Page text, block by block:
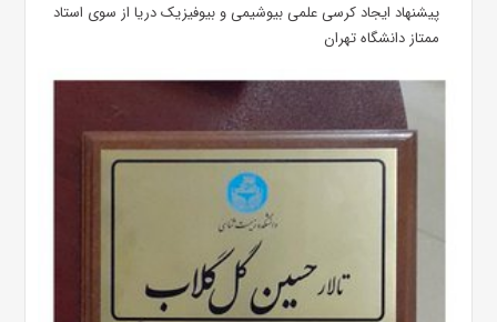
پیشنهاد ایجاد کرسی علمی بیوشیمی و بیوفیزیک دریا از سوی استاد
ممتاز دانشگاه تهران